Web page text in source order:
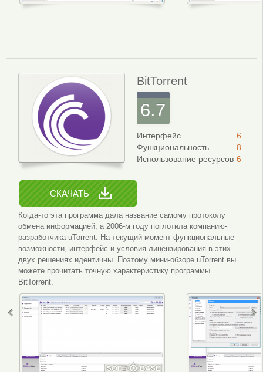
BitTorrent
6.7
Интерфейс
Функциональность
Использование ресурсов
6
8
6
СКАЧАТЬ
Когда-то эта программа дала название самому протоколу
обмена информацией, а 2006-м году поглотила компанию-
разработчика uTorrent. На текущий момент функциональные
возможности, интерфейс и условия лицензирования в этих
двух решениях идентичны. Поэтому мини-обзоре uTorrent вы
можете прочитать точную характеристику программы
BitTorrent.